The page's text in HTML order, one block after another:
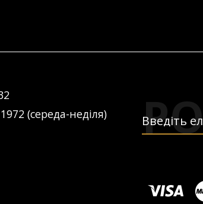
(середа-неділя)